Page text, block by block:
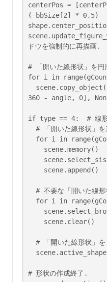
centerPos =
(-bbSize[2] * 0.5) -
ドウを強制的に再描画.
# 「開いた線形状」を円
for i in
360 - angle, 0],
if type == 4:  # 線形
# 形状の作成終了.